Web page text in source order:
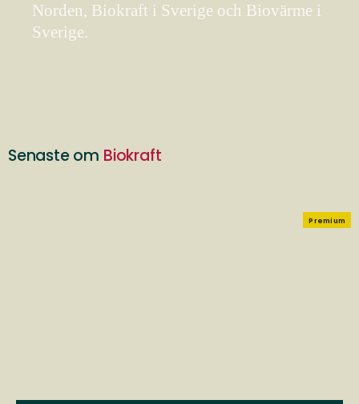
Norden, Biokraft i Sverige och Biovärme i
Sverige.
Senaste om Biokraft
Premium